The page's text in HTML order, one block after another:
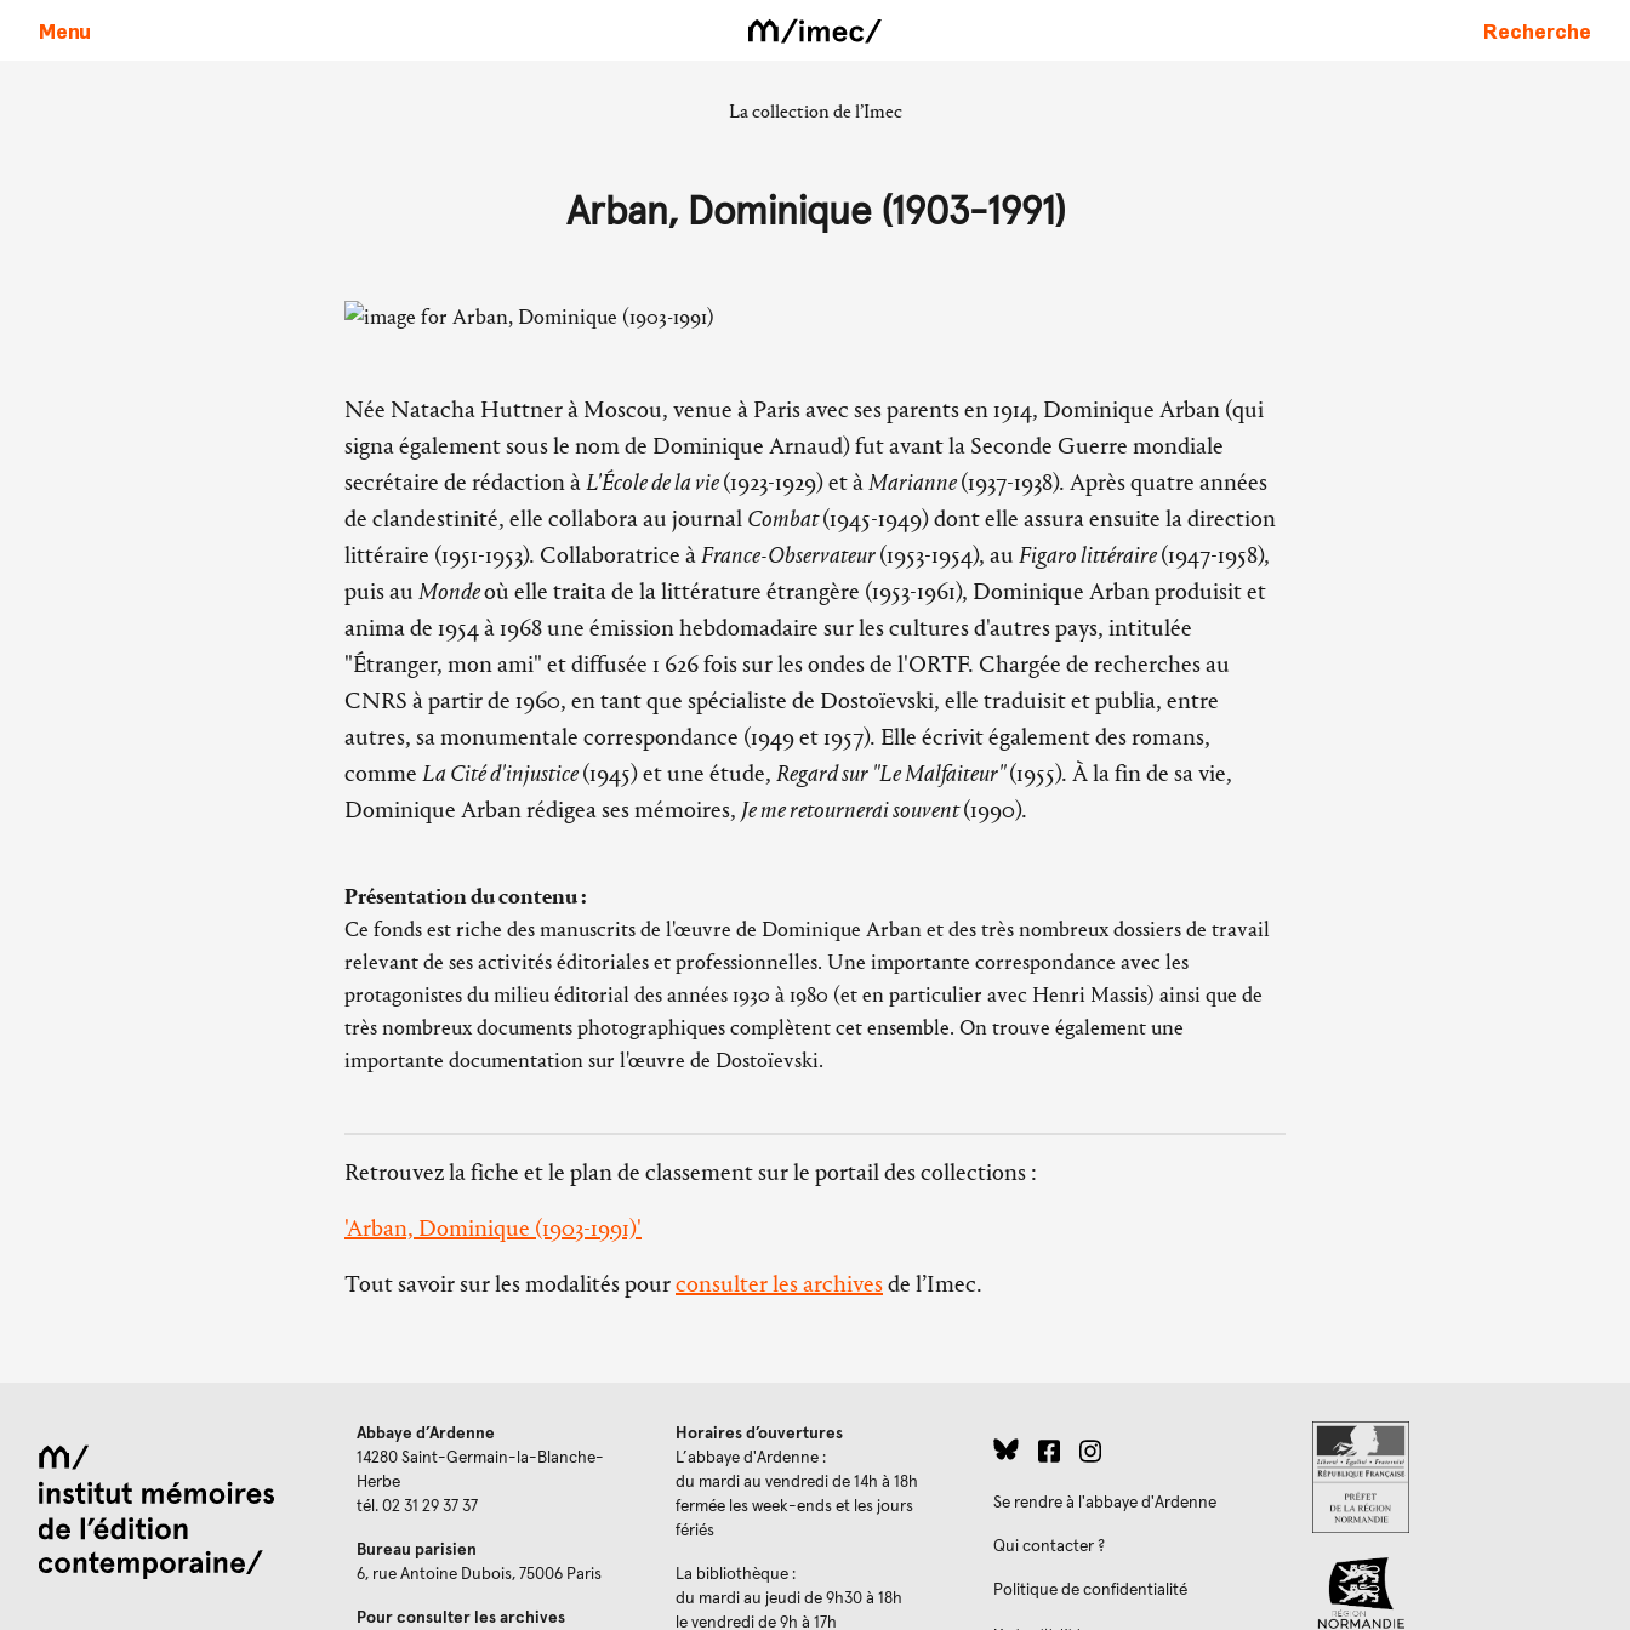
Menu Recherche
La collection de l’Imec
Arban, Dominique (1903-1991)
Née Natacha Huttner à Moscou, venue à Paris avec ses parents en 1914, Dominique Arban (qui
signa également sous le nom de Dominique Arnaud) fut avant la Seconde Guerre mondiale
secrétaire de rédaction àL'École de la vie(1923-1929) et àMarianne(1937-1938). Après quatre années
de clandestinité, elle collabora au journal Combat(1945-1949) dont elle assura ensuite la direction
littéraire (1951-1953). Collaboratrice àFrance-Observateur(1953-1954), au Figaro littéraire(1947-1958),
puis au Mondeoù elle traita de la littérature étrangère (1953-1961), Dominique Arban produisit et
anima de 1954 à 1968 une émission hebdomadaire sur les cultures d'autres pays, intitulée
"Étranger, mon ami" et diffusée 1 626 fois sur les ondes de l'ORTF. Chargée de recherches au
CNRS à partir de 1960, en tant que spécialiste de Dostoïevski, elle traduisit et publia, entre
autres, sa monumentale correspondance (1949 et 1957). Elle écrivit également des romans,
comme La Cité d'injustice(1945) et une étude, Regard sur "Le Malfaiteur"(1955). À la fin de sa vie,
Dominique Arban rédigea ses mémoires, Je me retournerai souvent(1990).
Présentation du contenu :
Ce fonds est riche des manuscrits de l'œuvre de Dominique Arban et des très nombreux dossiers de travail
relevant de ses activités éditoriales et professionnelles. Une importante correspondance avec les
protagonistes du milieu éditorial des années 1930 à 1980 (et en particulier avec Henri Massis) ainsi que de
très nombreux documents photographiques complètent cet ensemble. On trouve également une
importante documentation sur l'œuvre de Dostoïevski.
Retrouvez la fiche et le plan de classement sur le portail des collections :
'Arban, Dominique (1903-1991)'
Tout savoir sur les modalités pourconsulter les archivesde l’Imec.
Abbaye d’Ardenne
14280 Saint-Germain-la-Blanche-
Herbe
tél. 02 31 29 37 37
Bureau parisien
6, rue Antoine Dubois, 75006 Paris
Pour consulter les archives
Horaires d’ouvertures
L’abbaye d'Ardenne :
du mardi au vendredi de 14h à 18h
fermée les week-ends et les jours
fériés
La bibliothèque :
du mardi au jeudi de 9h30 à 18h
le vendredi de 9h à 17h
Se rendre à l'abbaye d'Ardenne
Qui contacter ?
Politique de confidentialité